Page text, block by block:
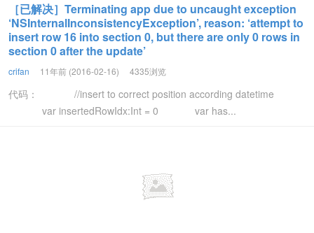
［已解决］Terminating app due to uncaught exception
‘NSInternalInconsistencyException’, reason: ‘attempt to
insert row 16 into section 0, but there are only 0 rows in
section 0 after the update’
crifan 11年前 (2016-02-16) 4335浏览
代码： //insert to correct position according datetime
var insertedRowIdx:Int = 0 var has...